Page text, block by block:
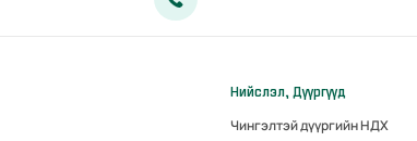
Нийслэл, Дүүргүүд
Чингэлтэй дүүргийн НДХ